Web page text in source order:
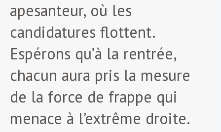
apesanteur, où les
candidatures flottent.
Espérons qu’à la rentrée,
chacun aura pris la mesure
de la force de frappe qui
menace à l’extrême droite.